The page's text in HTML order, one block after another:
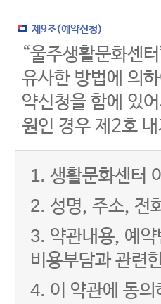
제9조(예약신청)
“울주생활문화센
유사한 방법에 의
약신청을 함에 있
원인 경우 제2호
1. 생활문화센터
2. 성명, 주소, 전
3. 약관내용, 예
비용부담과 관련
4. 이 약관에 동